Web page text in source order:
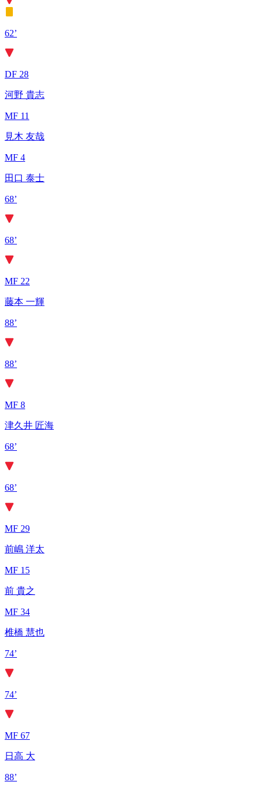
62’
DF 28
河野 貴志
MF 11
見木 友哉
MF 4
田口 泰士
68’
68’
MF 22
藤本 一輝
88’
88’
MF 8
津久井 匠海
68’
68’
MF 29
前嶋 洋太
MF 15
前 貴之
MF 34
椎橋 慧也
74’
74’
MF 67
日高 大
88’